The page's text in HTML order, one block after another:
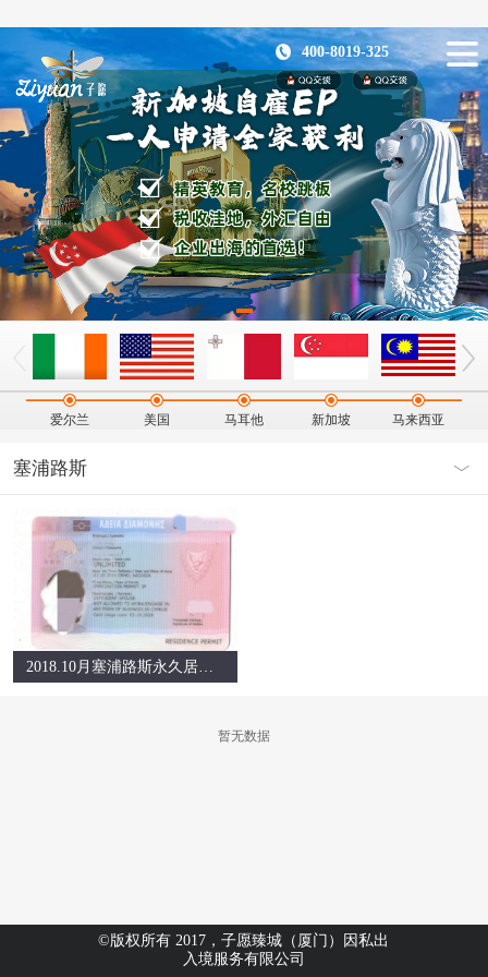
400-8019-325
爱尔兰 美国 马耳他 新加坡 马来西亚
塞浦路斯
2018.10月塞浦路斯永久居留证成功案例
©版权所有 2017，子愿臻城（厦门）因私出
入境服务有限公司
暂无数据